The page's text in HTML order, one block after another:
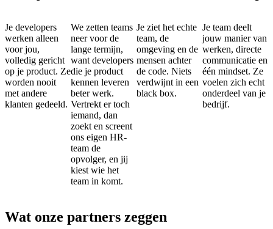
Je developers
werken alleen
voor jou,
volledig gericht
op je product. Ze
worden nooit
met andere
klanten gedeeld.
We zetten teams
neer voor de
lange termijn,
want developers
die je product
kennen leveren
beter werk.
Vertrekt er toch
iemand, dan
zoekt en screent
ons eigen HR-
team de
opvolger, en jij
kiest wie het
team in komt.
Je ziet het echte
team, de
omgeving en de
mensen achter
de code. Niets
verdwijnt in een
black box.
Je team deelt
jouw manier van
werken, directe
communicatie en
één mindset. Ze
voelen zich echt
onderdeel van je
bedrijf.
Wat onze partners zeggen